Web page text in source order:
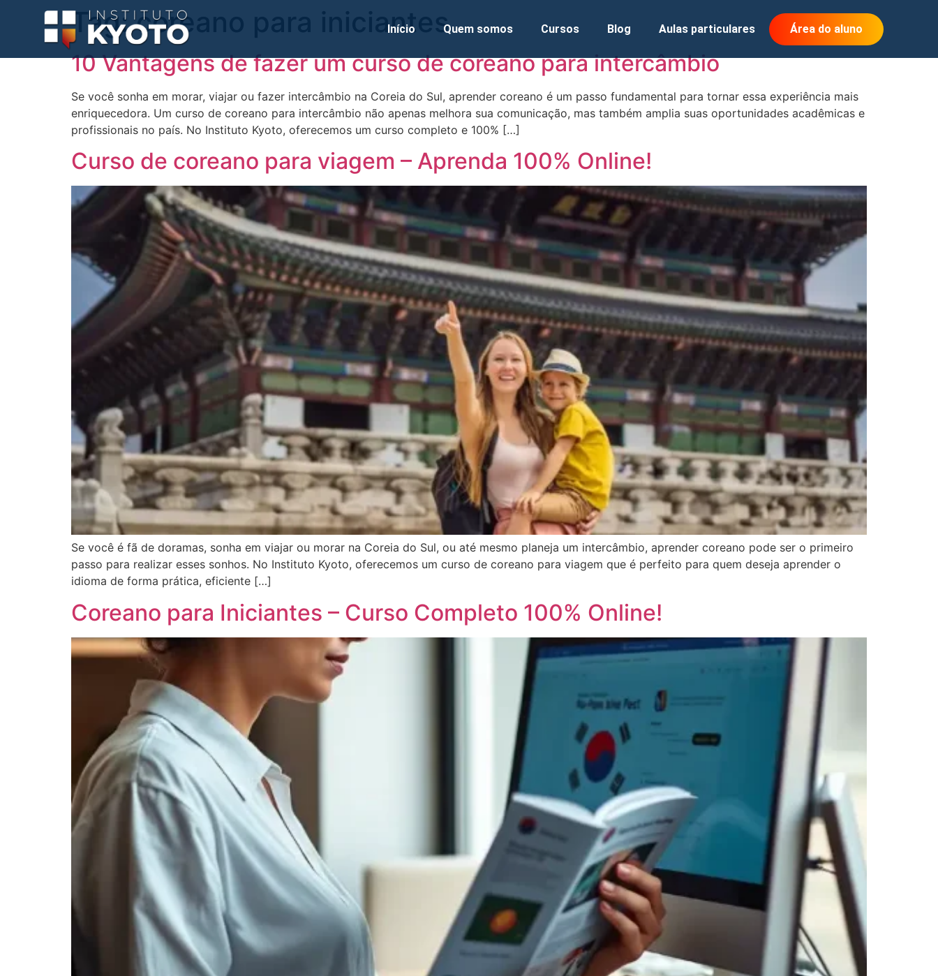
Início Quem somos Cursos Blog Aulas particulares Área do aluno
Tag:coreano para iniciantes
10 Vantagens de fazer um curso de coreano para intercâmbio
Se você sonha em morar, viajar ou fazer intercâmbio na Coreia do Sul, aprender coreano é um passo fundamental para tornar essa experiência mais
enriquecedora. Um curso de coreano para intercâmbio não apenas melhora sua comunicação, mas também amplia suas oportunidades acadêmicas e
profissionais no país. No Instituto Kyoto, oferecemos um curso completo e 100% […]
Curso de coreano para viagem – Aprenda 100% Online!
Se você é fã de doramas, sonha em viajar ou morar na Coreia do Sul, ou até mesmo planeja um intercâmbio, aprender coreano pode ser o primeiro
passo para realizar esses sonhos. No Instituto Kyoto, oferecemos um curso de coreano para viagem que é perfeito para quem deseja aprender o
idioma de forma prática, eficiente […]
Coreano para Iniciantes – Curso Completo 100% Online!